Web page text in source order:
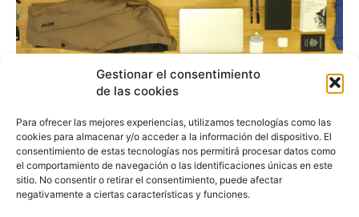
Gestionar el consentimiento
de las cookies
Para ofrecer las mejores experiencias, utilizamos tecnologías como las
cookies para almacenar y/o acceder a la información del dispositivo. El
consentimiento de estas tecnologías nos permitirá procesar datos como
el comportamiento de navegación o las identificaciones únicas en este
sitio. No consentir o retirar el consentimiento, puede afectar
negativamente a ciertas características y funciones.
¿Te apuestas a que
entra en la Wool & Oak?
Redacción 4 de junio de 2016
Nos encantan las nuevas propuestas que se
alejan del mainstream, para qué negarlo. La bolsa
de viaje multiobjetos de Wool & Oak es un